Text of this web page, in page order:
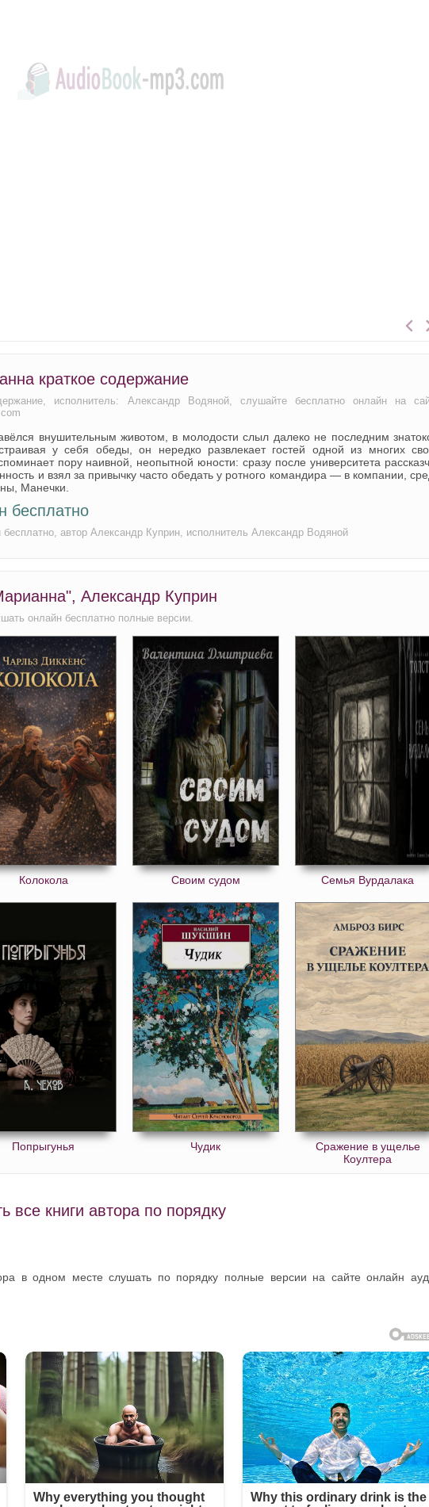
краткое содержание
исполнитель: Александр Водяной, слушайте бесплатно онлайн на
внушительным животом, в молодости слыл далеко не последним
у себя обеды, он нередко развлекает гостей одной из многих
пору наивной, неопытной юности: сразу после университета
и взял за привычку часто обедать у ротного командира — в компании,
Манечки.
бесплатно
автор Александр Куприн, исполнитель Александр Водяной
Александр Куприн
онлайн бесплатно полные версии.
Колокола Своим судом Семья Вурдалака
Попрыгунья Чудик
Сражение в ущелье
Коултера
все книги автора по порядку
в одном месте слушать по порядку полные версии на сайте онлайн